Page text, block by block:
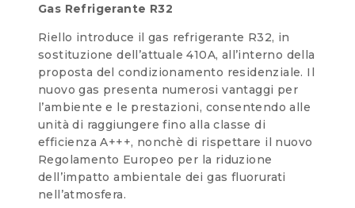
Gas Refrigerante R32
Riello introduce il gas refrigerante R32, in
sostituzione dell’attuale 410A, all’interno della
proposta del condizionamento residenziale. Il
nuovo gas presenta numerosi vantaggi per
l’ambiente e le prestazioni, consentendo alle
unità di raggiungere fino alla classe di
efficienza A+++, nonchè di rispettare il nuovo
Regolamento Europeo per la riduzione
dell’impatto ambientale dei gas fluorurati
nell’atmosfera.